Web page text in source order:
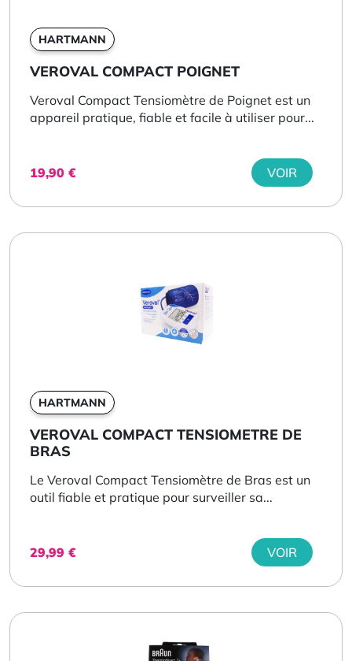
HARTMANN
VEROVAL COMPACT POIGNET
Veroval Compact Tensiomètre de Poignet est un
appareil pratique, fiable et facile à utiliser pour...
19,90 € VOIR
HARTMANN
VEROVAL COMPACT TENSIOMETRE DE
BRAS
Le Veroval Compact Tensiomètre de Bras est un
outil fiable et pratique pour surveiller sa...
29,99 € VOIR